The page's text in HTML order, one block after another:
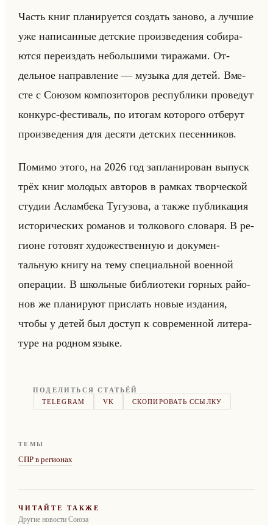
Часть книг пла­ни­ру­ет­ся со­здать за­но­во, а луч­шие
уже на­пи­сан­ные дет­ские про­из­ве­де­ния со­би­ра­
ют­ся пе­ре­из­дать небольши­ми ти­ра­жа­ми. От­
дельное на­прав­ле­ние — му­зы­ка для детей. Вме­
сте с Со­юзом ком­по­зи­то­ров рес­пуб­ли­ки про­ве­дут
кон­курс-фе­сти­валь, по ито­гам ко­то­ро­го от­бе­рут
про­из­ве­де­ния для де­ся­ти дет­ских пе­сен­ни­ков.
По­ми­мо этого, на 2026 год за­пла­ни­ро­ван вы­пуск
трёх книг мо­ло­дых ав­то­ров в рам­ках твор­че­ской
сту­дии Ас­лам­бе­ка Ту­гу­зо­ва, а также пуб­ли­ка­ция
ис­то­ри­че­ских ро­ма­нов и тол­ко­во­го сло­ва­ря. В ре­
ги­оне го­то­вят ху­до­же­ствен­ную и до­ку­мен­
тальную книгу на тему спе­ци­альной во­ен­ной
опе­ра­ции. В школьные биб­лио­те­ки гор­ных райо­
нов же пла­ни­ру­ют при­слать новые из­да­ния,
чтобы у детей был до­ступ к со­вре­мен­ной ли­те­ра­
ту­ре на род­ном языке.
ПОДЕЛИТЬСЯ СТАТЬЁЙ
TELEGRAM
VK СКОПИРОВАТЬ ССЫЛКУ
ТЕМЫ
СПР в регионах
ЧИТАЙТЕ ТАКЖЕ
Другие новости Союза